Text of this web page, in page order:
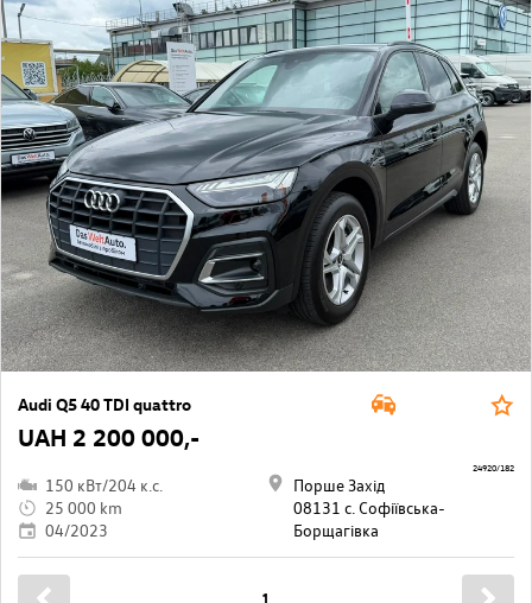
Audi Q5 40 TDI quattro
UAH 2 200 000,-
150 кВт/204 к.с.
25 000 km
04/2023
Порше Захід
08131 с. Софіївська-
Борщагівкa
24920/182
1